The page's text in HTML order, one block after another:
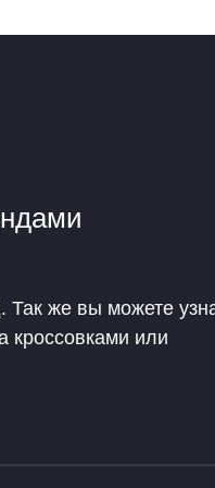
Так же вы можете
кроссовками или